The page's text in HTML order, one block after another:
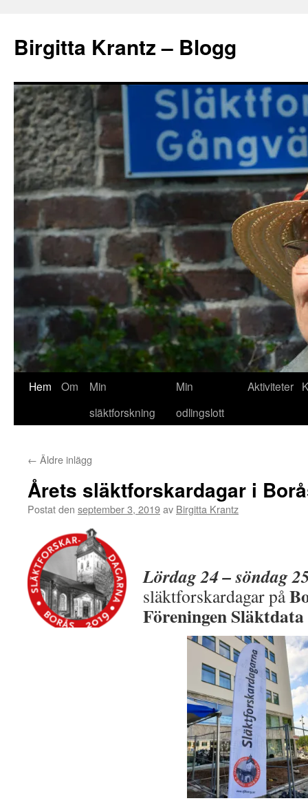
innehåll
Birgitta Krantz – Blogg
Hem Om
Min
släktforskning
Min
odlingslott
Aktiviteter
← Äldre inlägg
Årets släktforskardagar i
Postat den september 3, 2019av Birgitta Krantz
Lördag 24 – söndag
släktforskardagar på
Föreningen Släktdata